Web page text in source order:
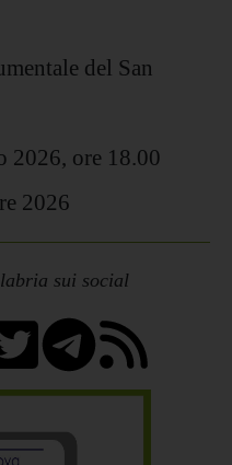
del San
2026, ore 18.00
2026
sui social